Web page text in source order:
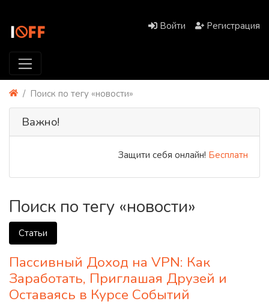
Войти Регистрация
Поиск по тегу «новости»
Важно!
Защити себя онлайн!Бесплатный
Поиск по тегу «новости»
Статьи
Пассивный Доход на VPN: Как
Заработать, Приглашая Друзей и
Оставаясь в Курсе Событий